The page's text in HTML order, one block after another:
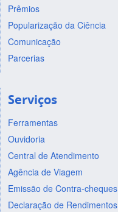
Prêmios
Popularização da Ciência
Comunicação
Parcerias
Serviços
Ferramentas
Ouvidoria
Central de Atendimento
Agência de Viagem
Emissão de Contra-cheques
Declaração de Rendimentos